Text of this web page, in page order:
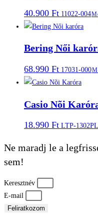
40.900 Ft 11022-004
Bering Női
68.990 Ft 17031-000
Casio Nõi
18.990 Ft LTP-
Ne maradj le a
sem!
Keresztnév
E-mail
Feliratkozom